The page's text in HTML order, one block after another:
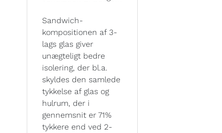
Sandwich-
kompositionen af 3-
lags glas giver
unægteligt bedre
isolering, der bl.a.
skyldes den samlede
tykkelse af glas og
hulrum, der i
gennemsnit er 71%
tykkere end ved 2-